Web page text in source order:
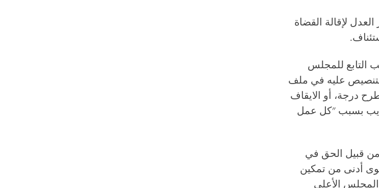
لإقالة القضاة
التأديب التابع للمجلس
التنصيص عليه في ملف
درجة، أو الايقاف
بسبب "كل عمل
إجرائية من قبيل الحق في
أدنى من تمكين
الأعلى